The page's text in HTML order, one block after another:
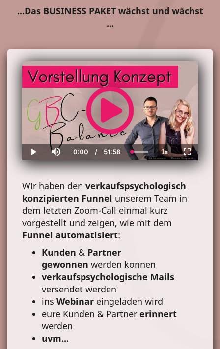
...Das BUSINESS PAKET wächst und wächst
...
Play Mute
Current
Time
0:00 / Duration
51:58 Loaded:
100.00%
1xPlayback
Rate
Fullscreen
Wir haben den verkaufspsychologisch
konzipierten Funnel unserem Team in
dem letzten Zoom-Call einmal kurz
vorgestellt und zeigen, wie mit dem
Funnel automatisiert:
Kunden & Partner
gewonnen werden können
verkaufspsychologische Mails
versendet werden
ins Webinar eingeladen wird
eure Kunden & Partner erinnert
werden
uvm...